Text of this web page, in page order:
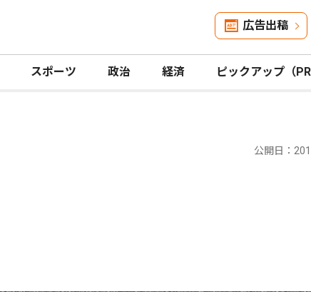
広告出稿
スポーツ 政治 経済 ピックアップ（PR
公開日：